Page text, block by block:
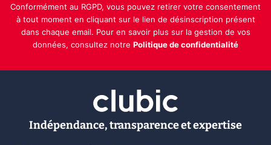
Conformément au RGPD, vous pouvez retirer votre consentement
à tout moment en cliquant sur le lien de désinscription présent
dans chaque email. Pour en savoir plus sur la gestion de vos
données, consultez notre Politique de confidentialité
Indépendance, transparence et expertise